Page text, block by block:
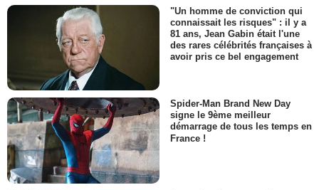
"Un homme de conviction qui
connaissait les risques" : il y a
81 ans, Jean Gabin était l'une
des rares célébrités françaises à
avoir pris ce bel engagement
Spider-Man Brand New Day
signe le 9ème meilleur
démarrage de tous les temps en
France !